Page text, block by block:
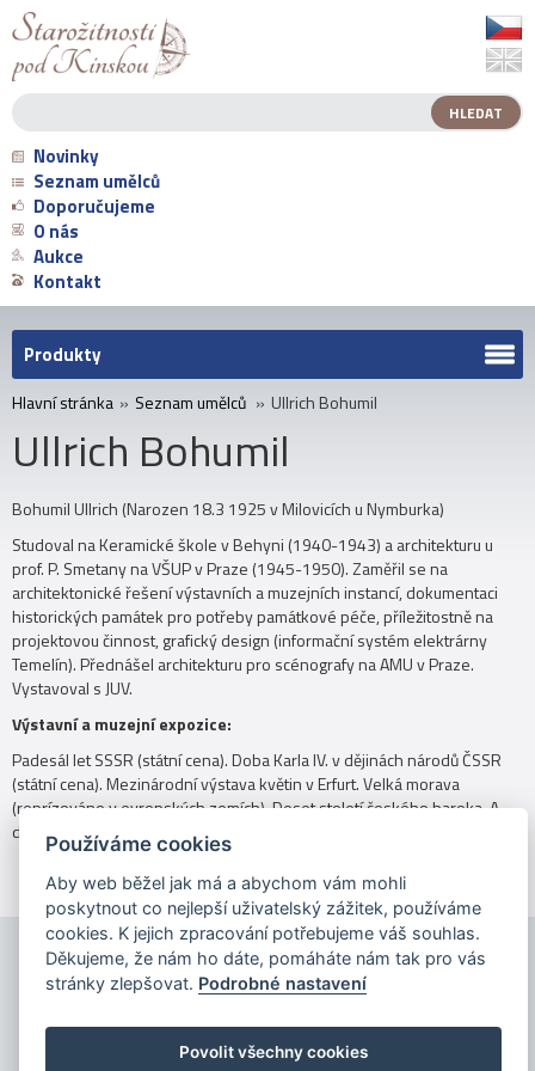
Novinky
Seznam umělců
Doporučujeme
O nás
Aukce
Kontakt
Produkty
Hlavní stránka » Seznam umělců » Ullrich Bohumil
Ullrich Bohumil
Bohumil Ullrich (Narozen 18.3 1925 v Milovicích u Nymburka)
Studoval na Keramické škole v Behyni (1940-1943) a architekturu u
prof. P. Smetany na VŠUP v Praze (1945-1950). Zaměřil se na
architektonické řešení výstavních a muzejních instancí, dokumentaci
historických památek pro potřeby památkové péče, příležitostně na
projektovou činnost, grafický design (informační systém elektrárny
Temelín). Přednášel architekturu pro scénografy na AMU v Praze.
Vystavoval s JUV.
Výstavní a muzejní expozice:
Padesál let SSSR (státní cena). Doba Karla IV. v dějinách národů ČSSR
(státní cena). Mezinárodní výstava květin v Erfurt. Velká morava
(reprízováno v evropských zemích). Deset století českého baroka. A
další.Používáme cookies
Aby web běžel jak má a abychom vám mohli
poskytnout co nejlepší uživatelský zážitek, používáme
cookies. K jejich zpracování potřebujeme váš souhlas.
Děkujeme, že nám ho dáte, pomáháte nám tak pro vás
stránky zlepšovat. Podrobné nastavení
Povolit všechny cookies